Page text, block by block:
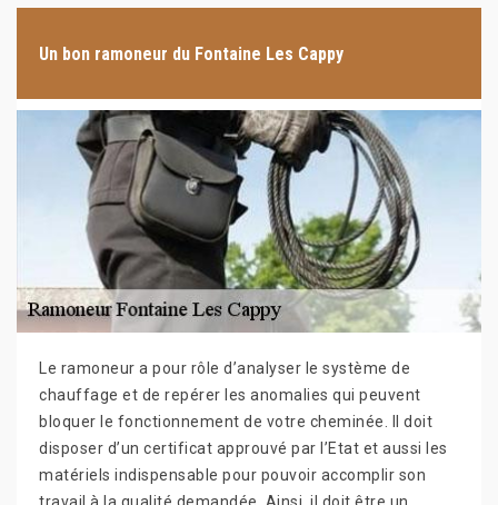
Un bon ramoneur du Fontaine Les Cappy
Le ramoneur a pour rôle d’analyser le système de
chauffage et de repérer les anomalies qui peuvent
bloquer le fonctionnement de votre cheminée. Il doit
disposer d’un certificat approuvé par l’Etat et aussi les
matériels indispensable pour pouvoir accomplir son